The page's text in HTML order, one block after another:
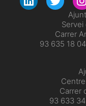
Servei
Carrer
93 635 18 04
Carrer
93 633